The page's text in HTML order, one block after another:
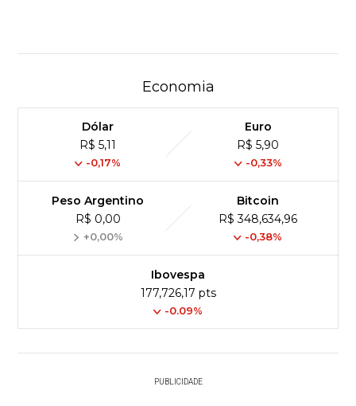
Economia
Dólar
R$ 5,11
-0,17%
Euro
R$ 5,90
-0,33%
Peso Argentino
R$ 0,00
+0,00%
Bitcoin
R$ 348,634,96
-0,38%
Ibovespa
177,726,17 pts
-0.09%
PUBLICIDADE